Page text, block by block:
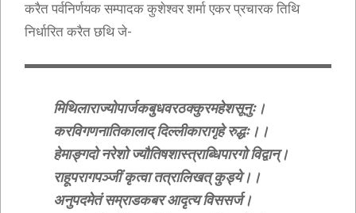
करैत पर्वनिर्णयक सम्पादक कुशेश्वर शर्मा एकर प्रचारक तिथि
निर्धारित करैत छथि जे-
मिथिलाराज्योपार्जकबुधवरठक्कुरमहेशसूनुः।
करविगणनातिकालाद् दिल्लीकारागृहे रुद्धः।।
हेमाङ्गदो नरेशो ज्यौतिषशास्त्राब्धिपारगो विद्वान्।
राहूपरागपञ्जीं कृत्वा तत्रालिखत् कुड्ये।।
अनुपदमेतं सम्राडकबर आदृत्य विससर्ज।